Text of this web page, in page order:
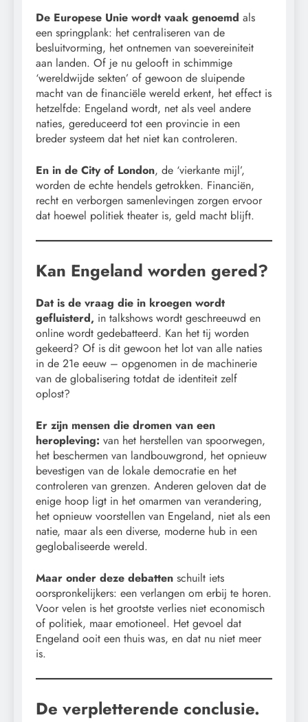
De Europese Unie wordt vaak genoemd als
een springplank: het centraliseren van de
besluitvorming, het ontnemen van soevereiniteit
aan landen. Of je nu gelooft in schimmige
‘wereldwijde sekten’ of gewoon de sluipende
macht van de financiële wereld erkent, het effect is
hetzelfde: Engeland wordt, net als veel andere
naties, gereduceerd tot een provincie in een
breder systeem dat het niet kan controleren.
En in de City of London, de ‘vierkante mijl’,
worden de echte hendels getrokken. Financiën,
recht en verborgen samenlevingen zorgen ervoor
dat hoewel politiek theater is, geld macht blijft.
Kan Engeland worden gered?
Dat is de vraag die in kroegen wordt
gefluisterd, in talkshows wordt geschreeuwd en
online wordt gedebatteerd. Kan het tij worden
gekeerd? Of is dit gewoon het lot van alle naties
in de 21e eeuw – opgenomen in de machinerie
van de globalisering totdat de identiteit zelf
oplost?
Er zijn mensen die dromen van een
heropleving: van het herstellen van spoorwegen,
het beschermen van landbouwgrond, het opnieuw
bevestigen van de lokale democratie en het
controleren van grenzen. Anderen geloven dat de
enige hoop ligt in het omarmen van verandering,
het opnieuw voorstellen van Engeland, niet als een
natie, maar als een diverse, moderne hub in een
geglobaliseerde wereld.
Maar onder deze debatten schuilt iets
oorspronkelijkers: een verlangen om erbij te horen.
Voor velen is het grootste verlies niet economisch
of politiek, maar emotioneel. Het gevoel dat
Engeland ooit een thuis was, en dat nu niet meer
is.
De verpletterende conclusie.